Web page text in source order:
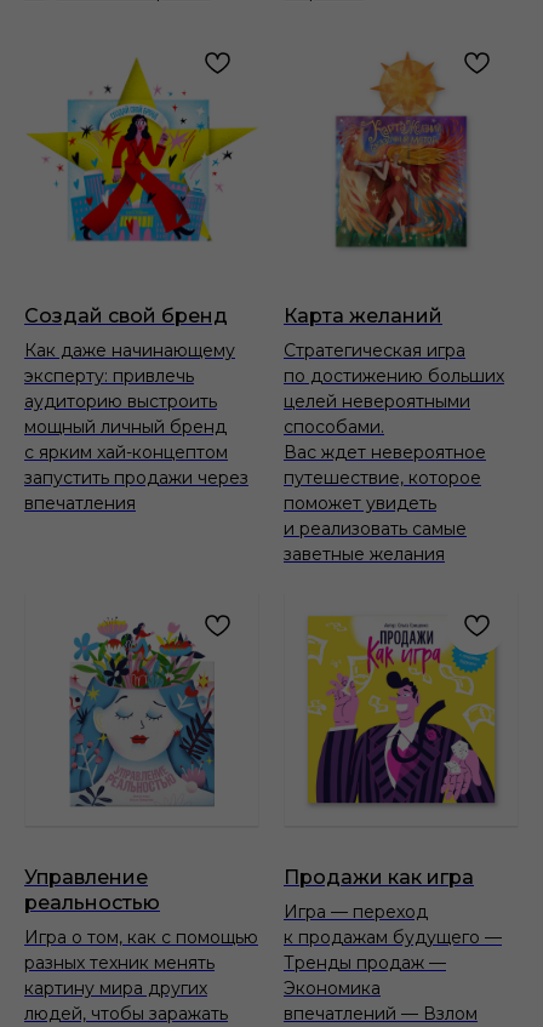
Создай свой бренд
Как даже начинающему
эксперту: привлечь
аудиторию выстроить
мощный личный бренд
с ярким хай-концептом
запустить продажи через
впечатления
Карта желаний
Стратегическая игра
по достижению больших
целей невероятными
способами.
Вас ждет невероятное
путешествие, которое
поможет увидеть
и реализовать самые
заветные желания
Управление
реальностью
Игра о том, как с помощью
разных техник менять
картину мира других
людей, чтобы заражать
Продажи как игра
Игра — переход
к продажам будущего —
Тренды продаж —
Экономика
впечатлений — Взлом